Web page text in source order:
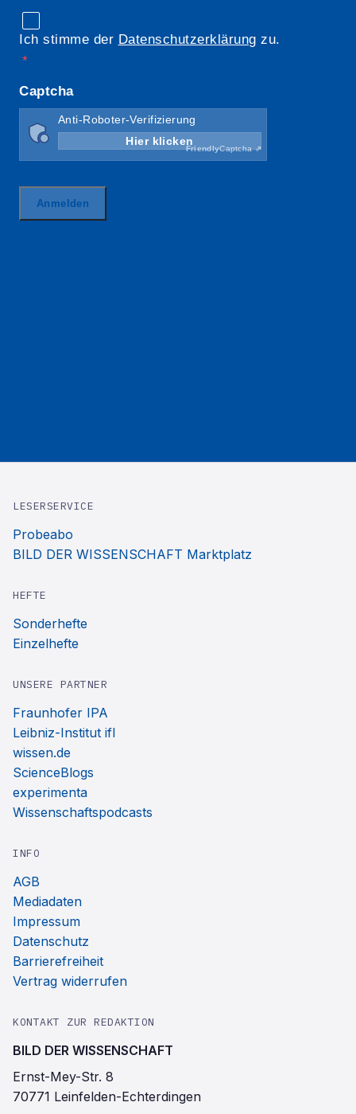
LESERSERVICE
Probeabo
BILD DER WISSENSCHAFT Marktplatz
HEFTE
Sonderhefte
Einzelhefte
UNSERE PARTNER
Fraunhofer IPA
Leibniz-Institut ifl
wissen.de
ScienceBlogs
experimenta
Wissenschaftspodcasts
INFO
AGB
Mediadaten
Impressum
Datenschutz
Barrierefreiheit
Vertrag widerrufen
KONTAKT ZUR REDAKTION
BILD DER WISSENSCHAFT
Ernst-Mey-Str. 8
70771 Leinfelden-Echterdingen